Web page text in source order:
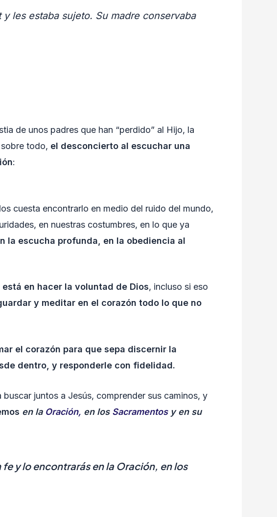
les estaba sujeto. Su madre conservaba
de unos padres que han “perdido” al Hijo, la
todo, el desconcierto al escuchar una
:
cuesta encontrarlo en medio del ruido del mundo,
en nuestras costumbres, en lo que ya
la escucha profunda, en la obediencia al
en hacer la voluntad de Dios, incluso si eso
y meditar en el corazón todo lo que no
el corazón para que sepa discernir la
dentro, y responderle con fidelidad.
juntos a Jesús, comprender sus caminos, y
en la Oración, en los Sacramentosy en su
y lo encontrarás en la Oración, en los